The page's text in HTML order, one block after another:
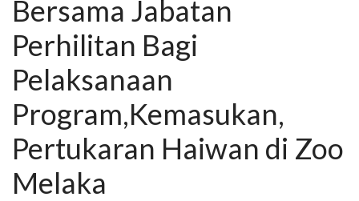
Bersama Jabatan
Perhilitan Bagi
Pelaksanaan
Program,Kemasukan,
Pertukaran Haiwan di Zoo
Melaka